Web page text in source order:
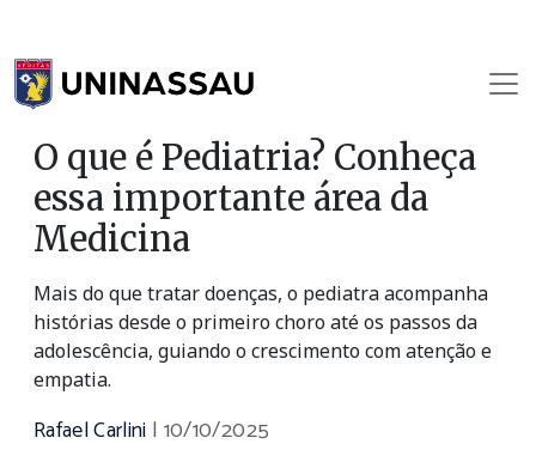
O que é Pediatria? Conheça
essa importante área da
Medicina
Mais do que tratar doenças, o pediatra acompanha
histórias desde o primeiro choro até os passos da
adolescência, guiando o crescimento com atenção e
empatia.
Rafael Carlini | 10/10/2025